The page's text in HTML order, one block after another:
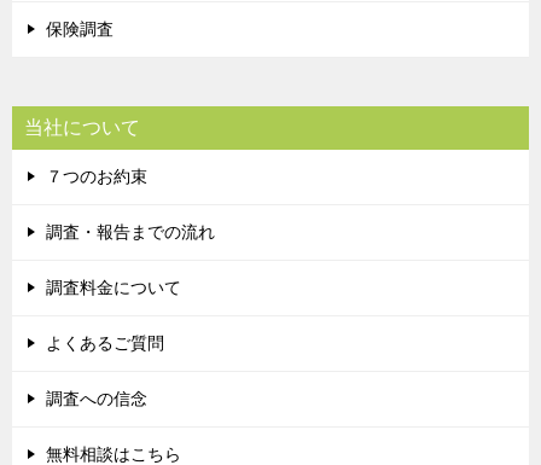
保険調査
当社について
７つのお約束
調査・報告までの流れ
調査料金について
よくあるご質問
調査への信念
無料相談はこちら